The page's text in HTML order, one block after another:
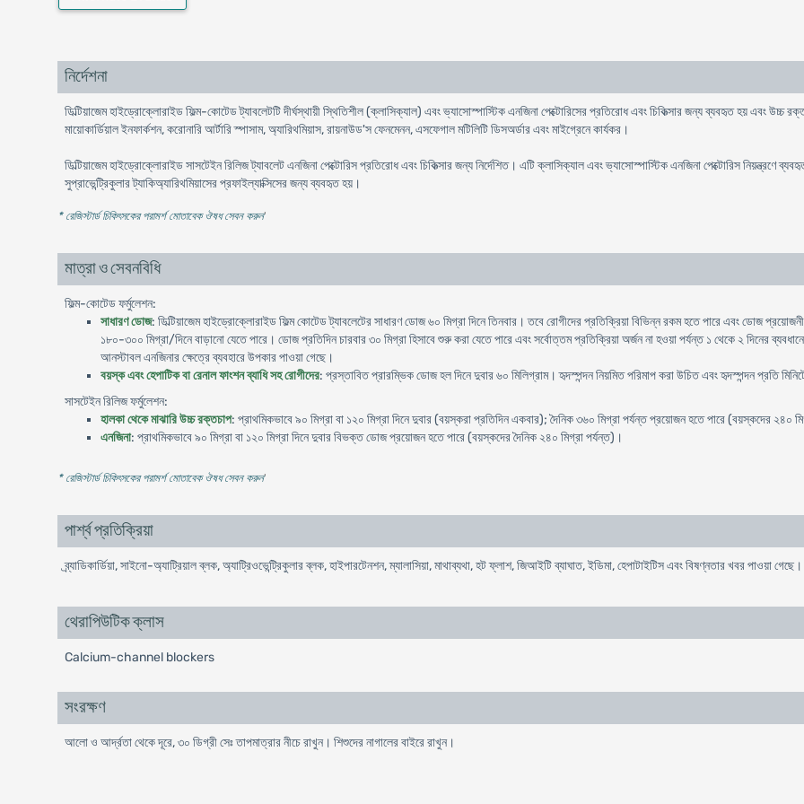
নির্দেশনা
ডিল্টিয়াজেম হাইড্রোক্লোরাইড ফিল্ম-কোটেড ট্যাবলেটটি দীর্ঘস্থায়ী স্থিতিশীল (ক্লাসিক্যাল) এবং ভ্যাসোস্পাস্টিক এনজিনা পেক্টোরিসের প্রতিরোধ এবং চিকিত্সার জন্য ব্যবহৃত হয় এবং উচ্চ
মায়োকার্ডিয়াল ইনফার্কশন, করোনারি আর্টারি স্পাসাম, অ্যারিথমিয়াস, রায়নাউড'স ফেনমেনন, এসফেগাল মটিলিটি ডিসঅর্ডার এবং মাইগ্রেনে কার্যকর।
ডিল্টিয়াজেম হাইড্রোক্লোরাইড সাসটেইন রিলিজ ট্যাবলেট এনজিনা পেক্টোরিস প্রতিরোধ এবং চিকিত্সার জন্য নির্দেশিত। এটি ক্লাসিক্যাল এবং ভ্যাসোস্পাস্টিক এনজিনা পেক্টোরিস নিয়ন্ত্রণে
সুপ্রাভেন্ট্রিকুলার ট্যাকিঅ্যারিথমিয়াসের প্রফাইল্যাক্সিসের জন্য ব্যবহৃত হয়।
* রেজিস্টার্ড চিকিৎসকের পরামর্শ মোতাবেক ঔষধ সেবন করুন'
মাত্রা ও সেবনবিধি
ফিল্ম-কোটেড ফর্মুলেশন:
সাধারণ ডোজ: ডিল্টিয়াজেম হাইড্রোক্লোরাইড ফিল্ম কোটেড ট্যাবলেটের সাধারণ ডোজ ৬০ মিগ্রা দিনে তিনবার। তবে রোগীদের প্রতিক্রিয়া বিভিন্ন রকম হতে পারে এবং ডোজ
১৮০-৩০০ মিগ্রা/দিনে বাড়ানো যেতে পারে। ডোজ প্রতিদিন চারবার ৩০ মিগ্রা হিসাবে শুরু করা যেতে পারে এবং সর্বোত্তম প্রতিক্রিয়া অর্জন না হওয়া পর্যন্ত ১ থেকে ২ দিনের
আনস্টাবল এনজিনার ক্ষেত্রে ব্যবহারে উপকার পাওয়া গেছে।
বয়স্ক এবং হেপাটিক বা রেনাল ফাংশন ব্যাধি সহ রোগীদের: প্রস্তাবিত প্রারম্ভিক ডোজ হল দিনে দুবার ৬০ মিলিগ্রাম। হৃদস্পন্দন নিয়মিত পরিমাপ করা উচিত এবং হৃদস্পন্দন প্রতি
সাসটেইন রিলিজ ফর্মুলেশন:
হালকা থেকে মাঝারি উচ্চ রক্তচাপ: প্রাথমিকভাবে ৯০ মিগ্রা বা ১২০ মিগ্রা দিনে দুবার (বয়স্করা প্রতিদিন একবার); দৈনিক ৩৬০ মিগ্রা পর্যন্ত প্রয়োজন হতে পারে (বয়স্কদের ২৪০
এনজিনা: প্রাথমিকভাবে ৯০ মিগ্রা বা ১২০ মিগ্রা দিনে দুবার বিভক্ত ডোজ প্রয়োজন হতে পারে (বয়স্কদের দৈনিক ২৪০ মিগ্রা পর্যন্ত)।
* রেজিস্টার্ড চিকিৎসকের পরামর্শ মোতাবেক ঔষধ সেবন করুন'
পার্শ্ব প্রতিক্রিয়া
ব্র্যাডিকার্ডিয়া, সাইনো-অ্যাট্রিয়াল ব্লক, অ্যাট্রিওভেন্ট্রিকুলার ব্লক, হাইপারটেনশন, ম্যালাসিয়া, মাথাব্যথা, হট ফ্লাশ, জিআইটি ব্যাঘাত, ইডিমা, হেপাটাইটিস এবং বিষণ্নতার খবর পাওয়া গেছে।
থেরাপিউটিক ক্লাস
Calcium-channel blockers
সংরক্ষণ
আলো ও আর্দ্রতা থেকে দূরে, ৩০ ডিগ্রী সেঃ তাপমাত্রার নীচে রাখুন। শিশুদের নাগালের বাইরে রাখুন।